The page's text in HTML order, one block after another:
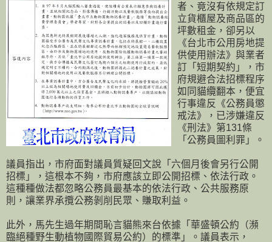
者、竟沒有依規定訂
立貨櫃屋及商品區的
坪數租金，卻另以
《台北市公用房地提
供使用辦法》與業者
訂「短期契約」，市
府規避合法招標程序
如同貓纜翻本，便宜
行事違反《公務員懲
戒法》，已涉嫌違反
《刑法》第131條
「公務員圖利罪」。
議員指出，市府面對議員質疑回文說「六個月後會另行公開
招標」，這根本不夠，市府應該立即公開招標、依法行政。
這種種做法都忽略公務員最基本的依法行政、公共服務原
則，讓業界承攬公務剝削民眾、賺取利益。
此外，馬先生過年期間恥言貓熊來台依據「華盛頓公約（瀕
臨絕種野生動植物國際貿易公約）的標準」。議員表示，